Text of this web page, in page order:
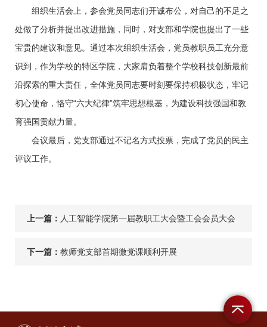
组织生活会上，参会党员同志们开诚布公，对自己的不足之
处做了分析并提出改进措施，同时，对支部和学院也提出了一些
宝贵的建议和意见。通过本次组织生活会，党员教职员工充分意
识到，作为学校的特区学院，大家肩负着整个学校科技创新最前
沿探索的重大责任，全体党员同志要时刻要保持积极状态，牢记
初心使命，恪守“六大纪律”筑牢思想根基，为建设科技强国和教
育强国贡献力量。
会议最后，党支部通过不记名方式投票，完成了党员的民主
评议工作。
上一篇： 人工智能学院第一届教职工大会暨工会会员大会
第一次会议顺利召开
下一篇： 教师党支部首期微党课顺利开展